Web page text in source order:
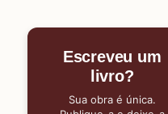
Escreveu um
livro?
Sua obra é única.